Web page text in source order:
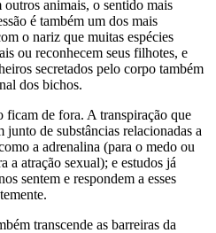
animais, o sentido mais
é também um dos mais
o nariz que muitas espécies
ou reconhecem seus filhotes, e
secretados pelo corpo também
dos bichos.
ficam de fora. A transpiração que
de substâncias relacionadas a
a adrenalina (para o medo ou
a atração sexual); e estudos já
sentem e respondem a esses
transcende as barreiras da